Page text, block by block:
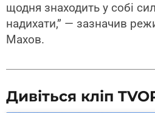
щодня знаходить у собі
надихати,” — зазначив
Махов.
Дивіться кліп